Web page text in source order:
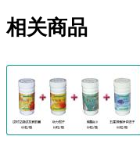
相关商品